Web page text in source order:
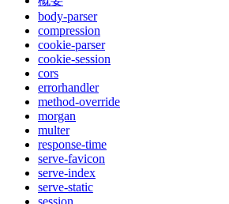
body-parser
compression
cookie-parser
cookie-session
cors
errorhandler
method-override
morgan
multer
response-time
serve-favicon
serve-index
serve-static